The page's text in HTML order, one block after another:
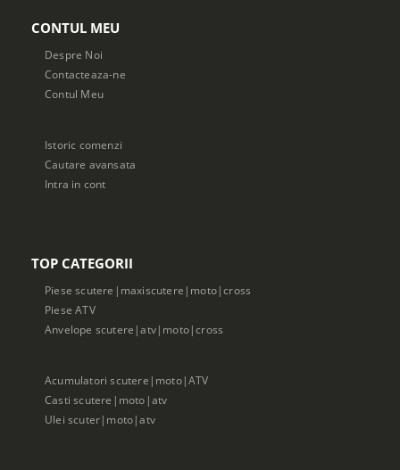
CONTUL MEU
Despre Noi
Contacteaza-ne
Contul Meu
Istoric comenzi
Cautare avansata
Intra in cont
TOP CATEGORII
Piese scutere|maxiscutere|moto|cross
Piese ATV
Anvelope scutere|atv|moto|cross
Acumulatori scutere|moto|ATV
Casti scutere|moto|atv
Ulei scuter|moto|atv